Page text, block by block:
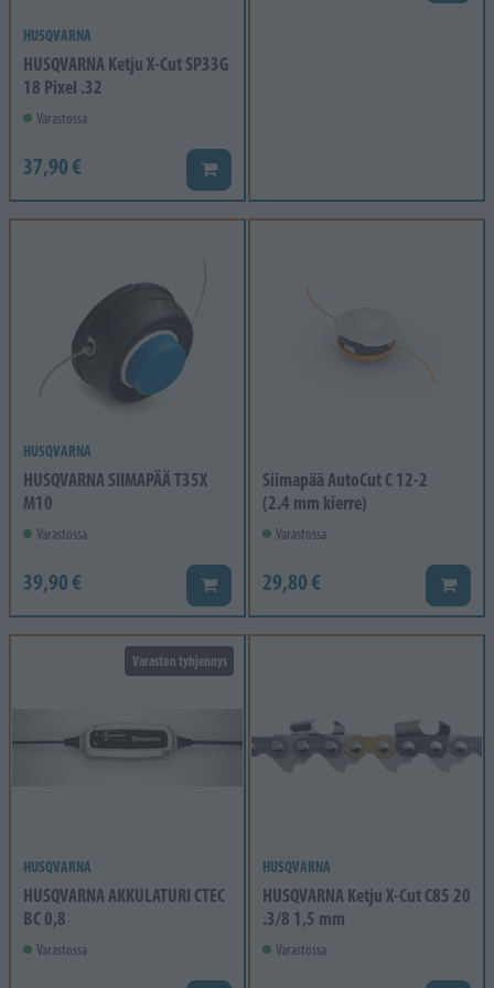
HUSQVARNA
HUSQVARNA Ketju X-Cut SP33G
18 Pixel .32
Varastossa
37,90 € Lisää koriin
HUSQVARNA
HUSQVARNA SIIMAPÄÄ T35X
M10
Varastossa
39,90 € Lisää koriin
Siimapää AutoCut C 12-2
(2.4 mm kierre)
Varastossa
29,80 € Lisää
Varaston tyhjennys
HUSQVARNA
HUSQVARNA AKKULATURI CTEC
BC 0,8
Varastossa
HUSQVARNA
HUSQVARNA Ketju X-Cut C85 20
.3/8 1,5 mm
Varastossa